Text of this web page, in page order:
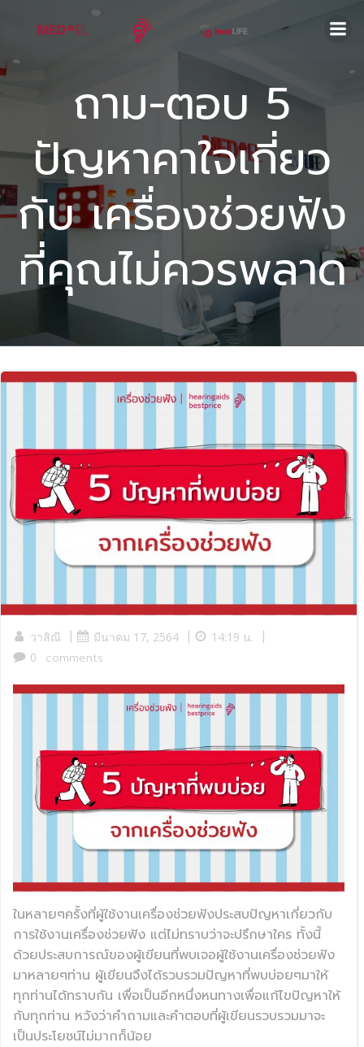
ถาม-ตอบ 5
ปัญหาคาใจเกี่ยว
กับ เครื่องช่วยฟัง
ที่คุณไม่ควรพลาด
วาสิณี | มีนาคม 17, 2564 | 14:19 น. |
0 comments
ในหลายๆครั้งที่ผู้ใช้งานเครื่องช่วยฟังประสบปัญหาเกี่ยวกับ
การใช้งานเครื่องช่วยฟัง แต่ไม่ทราบว่าจะปรึกษาใคร ทั้งนี้
ด้วยประสบการณ์ของผู้เขียนที่พบเจอผู้ใช้งานเครื่องช่วยฟัง
มาหลายๆท่าน ผู้เขียนจึงได้รวบรวมปัญหาที่พบบ่อยๆมาให้
ทุกท่านได้ทราบกัน เพื่อเป็นอีกหนึ่งหนทางเพื่อแก้ไขปัญหาให้
กับทุกท่าน หวังว่าคำถามและคำตอบที่ผู้เขียนรวบรวมมาจะ
เป็นประโยชน์ไม่มากก็น้อย